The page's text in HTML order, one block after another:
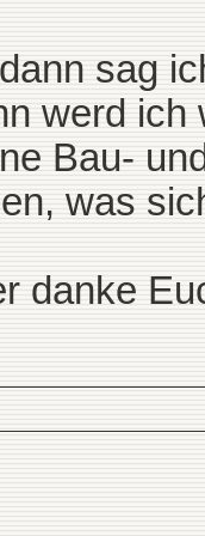
sag
werd ich
Bau-
was
danke